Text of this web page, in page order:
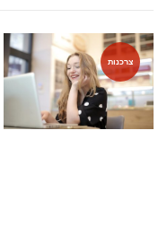
צרכנות